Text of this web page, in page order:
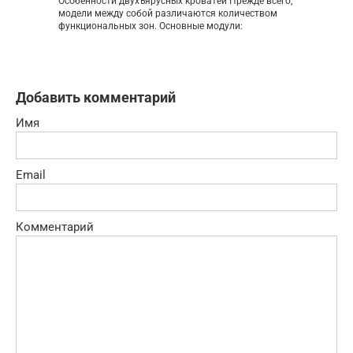
модели между собой различаются количеством
функциональных зон. Основные модули:
Добавить комментарий
Имя
Email
Комментарий